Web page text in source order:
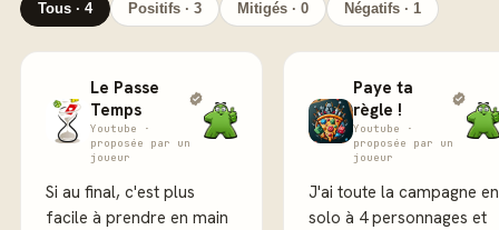
Tous · 4 Positifs · 3 Mitigés · 0 Négatifs · 1
Le Passe
Temps
Youtube ·
proposée par un
joueur
Si au final, c'est plus
facile à prendre en main
Paye ta
règle !
Youtube ·
proposée par un
joueur
J'ai toute la campagne en
solo à 4 personnages et